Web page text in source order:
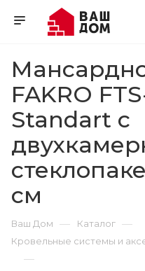
FAKRO
Standart с
см
Ваш Дом — Каталог —
Кровельные системы и
—